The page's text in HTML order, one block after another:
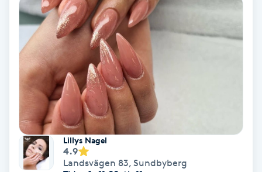
Faceliftmassage
Fet hårbotten
Fettreducering
Fibromassage
Fillers
Lillys Nagel
4.9
Landsvägen 83, Sundbyberg